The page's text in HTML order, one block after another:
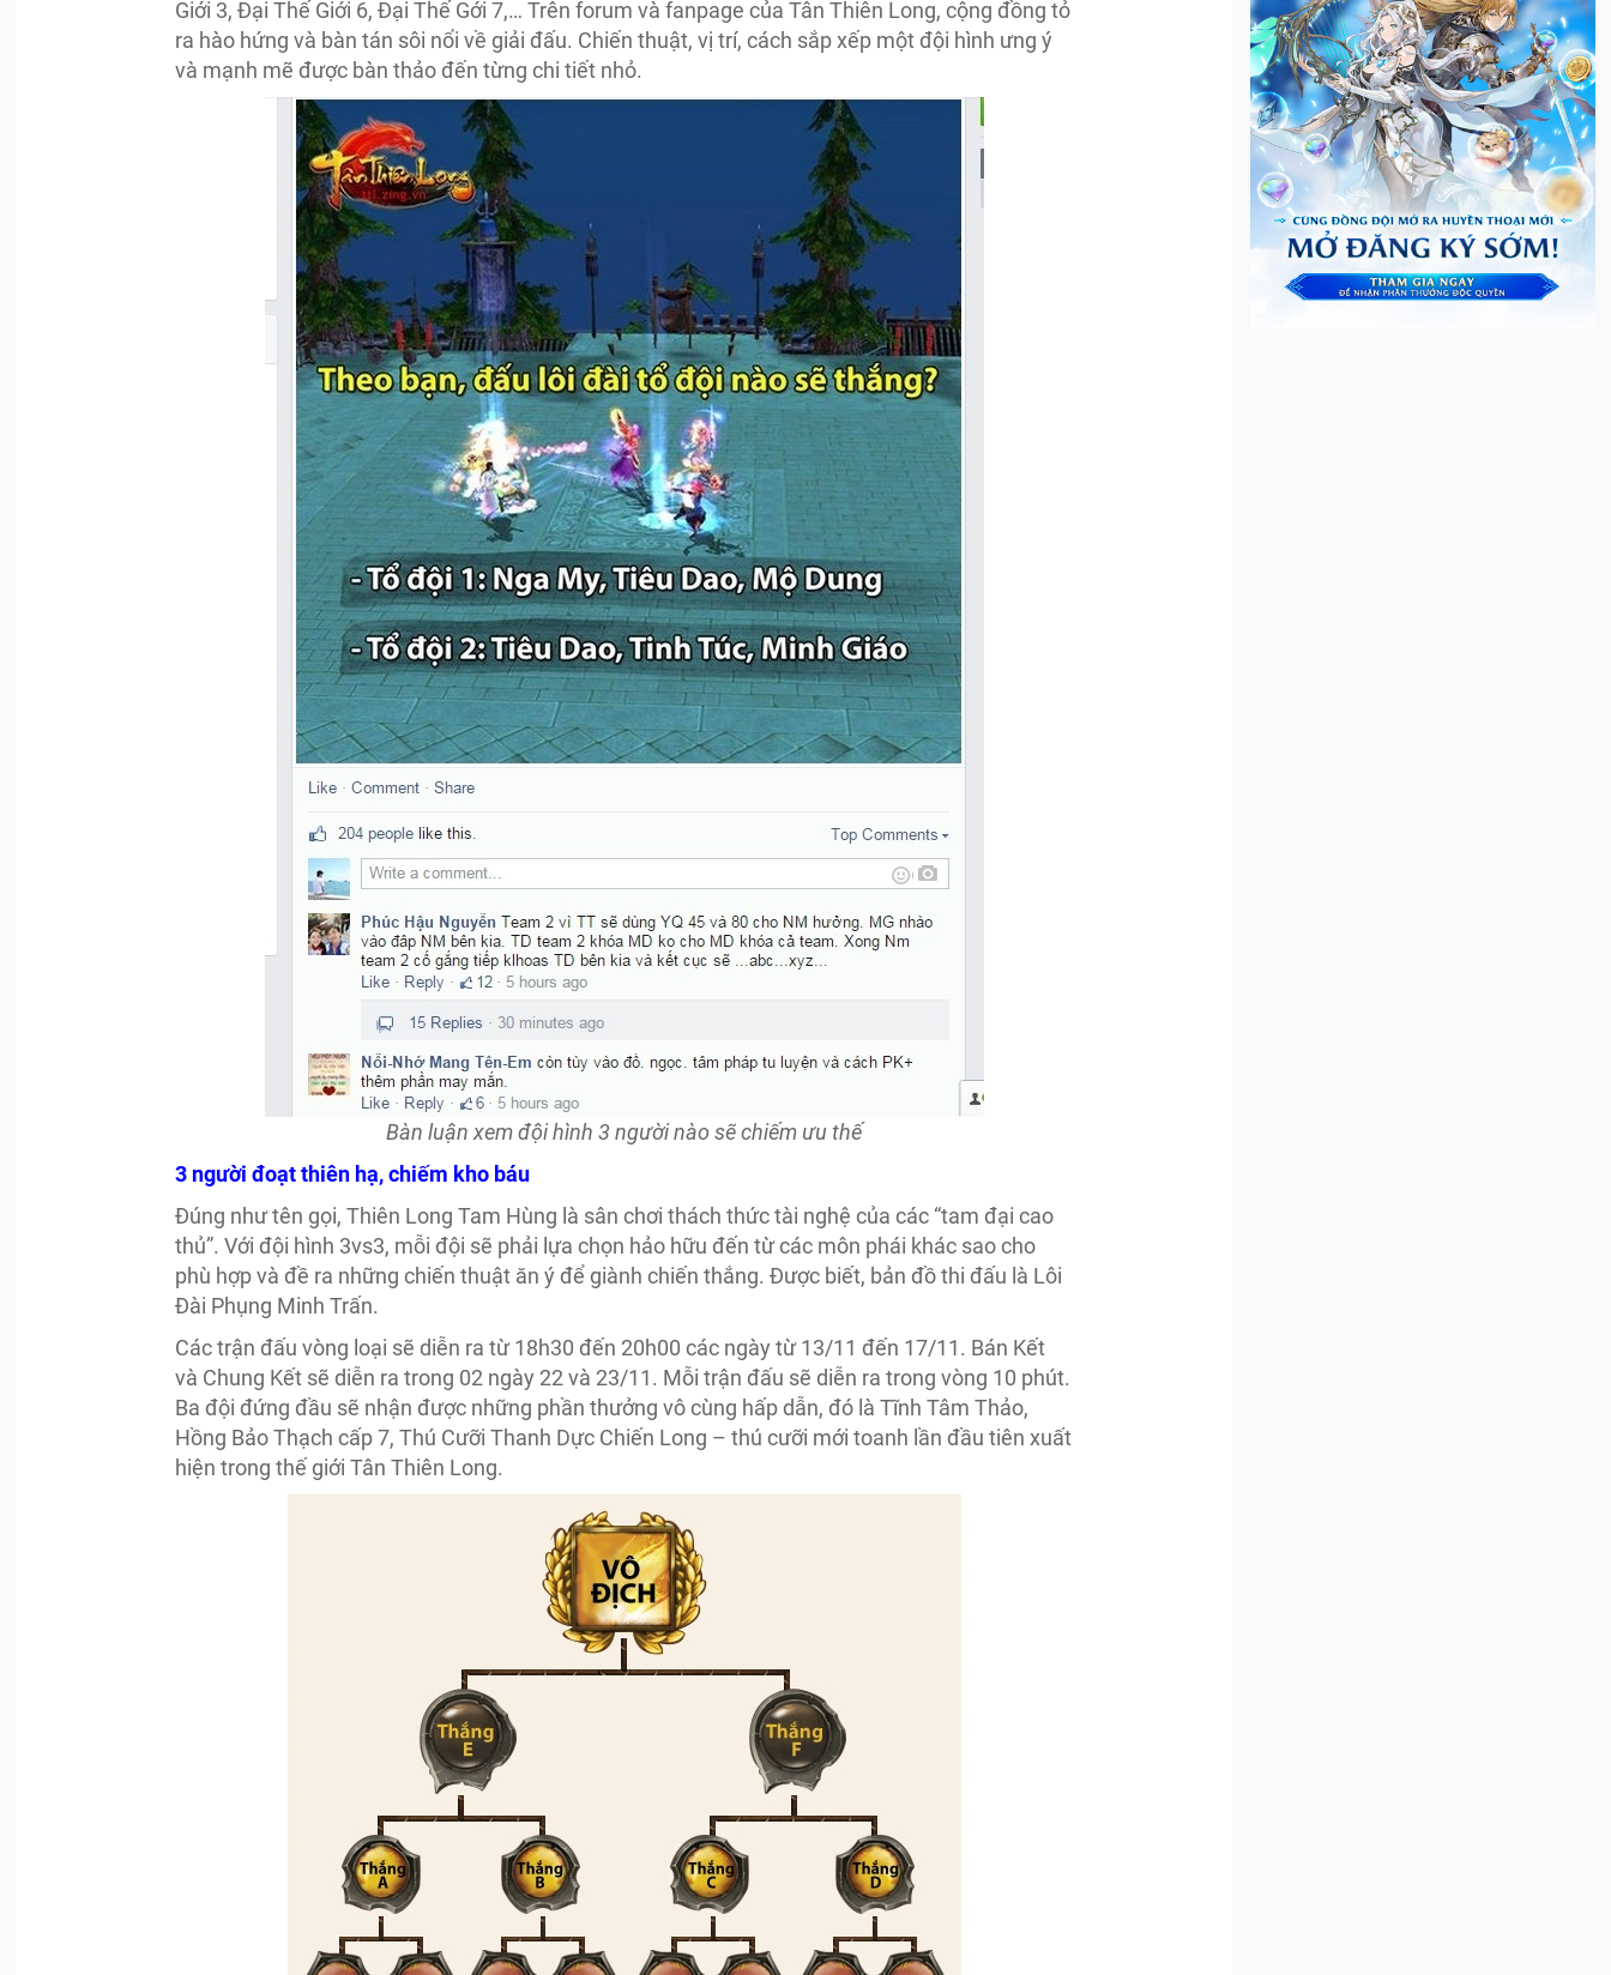
Giới 3, Đại Thế Giới 6, Đại Thế Gới 7,… Trên forum và fanpage của Tân Thiên Long, cộng đồng tỏ
ra hào hứng và bàn tán sôi nổi về giải đấu. Chiến thuật, vị trí, cách sắp xếp một đội hình ưng ý
và mạnh mẽ được bàn thảo đến từng chi tiết nhỏ.
Bàn luận xem đội hình 3 người nào sẽ chiếm ưu thế
3 người đoạt thiên hạ, chiếm kho báu
Đúng như tên gọi, Thiên Long Tam Hùng là sân chơi thách thức tài nghệ của các “tam đại cao
thủ”. Với đội hình 3vs3, mỗi đội sẽ phải lựa chọn hảo hữu đến từ các môn phái khác sao cho
phù hợp và đề ra những chiến thuật ăn ý để giành chiến thắng. Được biết, bản đồ thi đấu là Lôi
Đài Phụng Minh Trấn.
Các trận đấu vòng loại sẽ diễn ra từ 18h30 đến 20h00 các ngày từ 13/11 đến 17/11. Bán Kết
và Chung Kết sẽ diễn ra trong 02 ngày 22 và 23/11. Mỗi trận đấu sẽ diễn ra trong vòng 10 phút.
Ba đội đứng đầu sẽ nhận được những phần thưởng vô cùng hấp dẫn, đó là Tĩnh Tâm Thảo,
Hồng Bảo Thạch cấp 7, Thú Cưỡi Thanh Dực Chiến Long – thú cưỡi mới toanh lần đầu tiên xuất
hiện trong thế giới Tân Thiên Long.